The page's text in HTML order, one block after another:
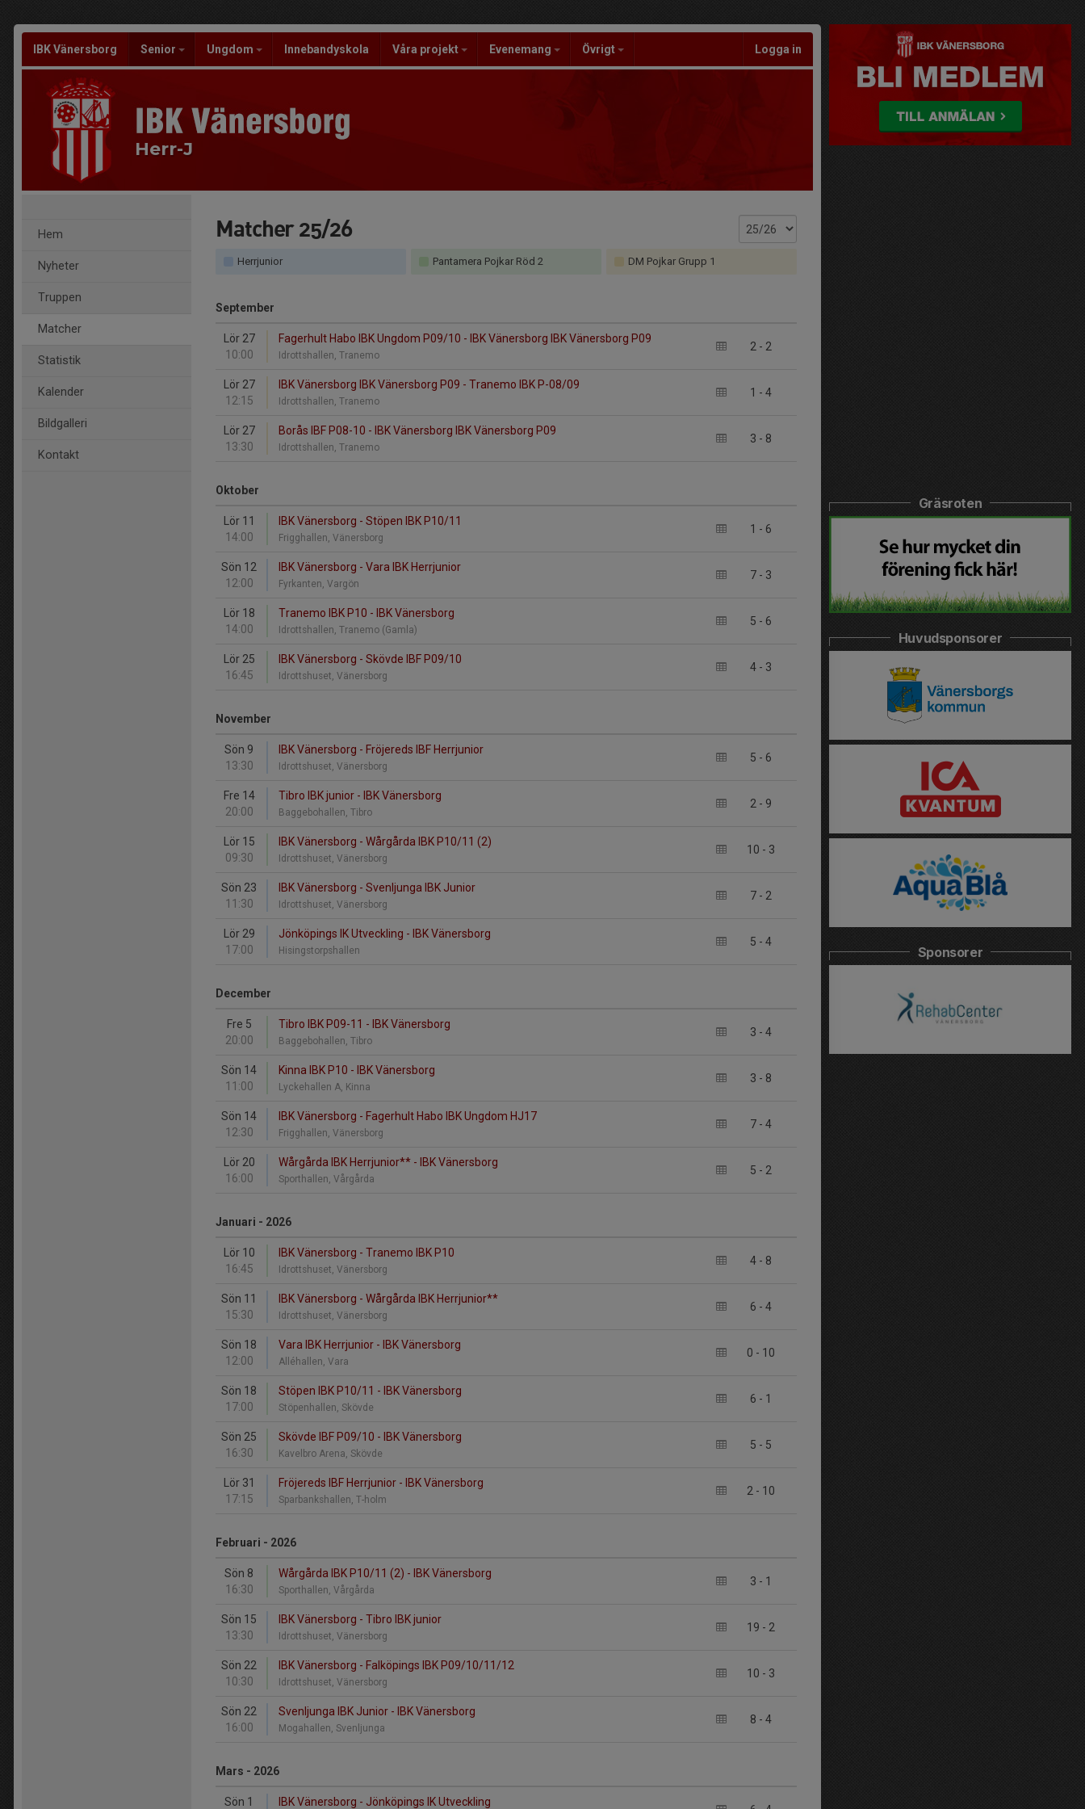
IBK Vänersborg Senior Ungdom Innebandyskola Våra projekt Evenemang Övrigt Logga in
Herr-J
Hem
Nyheter
Truppen
Matcher
Statistik
Kalender
Bildgalleri
Kontakt
Matcher 25/26
Herrjunior Pantamera Pojkar Röd 2 DM Pojkar Grupp 1
September
Lör 27
10:00
2 - 2
Fagerhult Habo IBK Ungdom P09/10 - IBK Vänersborg IBK Vänersborg P09
Idrottshallen, Tranemo
Lör 27
12:15
1 - 4
IBK Vänersborg IBK Vänersborg P09 - Tranemo IBK P-08/09
Idrottshallen, Tranemo
Lör 27
13:30
3 - 8
Borås IBF P08-10 - IBK Vänersborg IBK Vänersborg P09
Idrottshallen, Tranemo
Oktober
Lör 11
14:00
1 - 6
IBK Vänersborg - Stöpen IBK P10/11
Frigghallen, Vänersborg
Sön 12
12:00
7 - 3
IBK Vänersborg - Vara IBK Herrjunior
Fyrkanten, Vargön
Lör 18
14:00
5 - 6
Tranemo IBK P10 - IBK Vänersborg
Idrottshallen, Tranemo (Gamla)
Lör 25
16:45
4 - 3
IBK Vänersborg - Skövde IBF P09/10
Idrottshuset, Vänersborg
November
Sön 9
13:30
5 - 6
IBK Vänersborg - Fröjereds IBF Herrjunior
Idrottshuset, Vänersborg
Fre 14
20:00
2 - 9
Tibro IBK junior - IBK Vänersborg
Baggebohallen, Tibro
Lör 15
09:30
10 - 3
IBK Vänersborg - Wårgårda IBK P10/11 (2)
Idrottshuset, Vänersborg
Sön 23
11:30
7 - 2
IBK Vänersborg - Svenljunga IBK Junior
Idrottshuset, Vänersborg
Lör 29
17:00
5 - 4
Jönköpings IK Utveckling - IBK Vänersborg
Hisingstorpshallen
December
Fre 5
20:00
3 - 4
Tibro IBK P09-11 - IBK Vänersborg
Baggebohallen, Tibro
Sön 14
11:00
3 - 8
Kinna IBK P10 - IBK Vänersborg
Lyckehallen A, Kinna
Sön 14
12:30
7 - 4
IBK Vänersborg - Fagerhult Habo IBK Ungdom HJ17
Frigghallen, Vänersborg
Lör 20
16:00
5 - 2
Wårgårda IBK Herrjunior** - IBK Vänersborg
Sporthallen, Vårgårda
Januari - 2026
Lör 10
16:45
4 - 8
IBK Vänersborg - Tranemo IBK P10
Idrottshuset, Vänersborg
Sön 11
15:30
6 - 4
IBK Vänersborg - Wårgårda IBK Herrjunior**
Idrottshuset, Vänersborg
Sön 18
12:00
0 - 10
Vara IBK Herrjunior - IBK Vänersborg
Alléhallen, Vara
Sön 18
17:00
6 - 1
Stöpen IBK P10/11 - IBK Vänersborg
Stöpenhallen, Skövde
Sön 25
16:30
5 - 5
Skövde IBF P09/10 - IBK Vänersborg
Kavelbro Arena, Skövde
Lör 31
17:15
2 - 10
Fröjereds IBF Herrjunior - IBK Vänersborg
Sparbankshallen, T-holm
Februari - 2026
Sön 8
16:30
3 - 1
Wårgårda IBK P10/11 (2) - IBK Vänersborg
Sporthallen, Vårgårda
Sön 15
13:30
19 - 2
IBK Vänersborg - Tibro IBK junior
Idrottshuset, Vänersborg
Sön 22
10:30
10 - 3
IBK Vänersborg - Falköpings IBK P09/10/11/12
Idrottshuset, Vänersborg
Sön 22
16:00
8 - 4
Svenljunga IBK Junior - IBK Vänersborg
Mogahallen, Svenljunga
Mars - 2026
Sön 1 IBK Vänersborg - Jönköpings IK Utveckling
Gräsroten
Huvudsponsorer
Sponsorer